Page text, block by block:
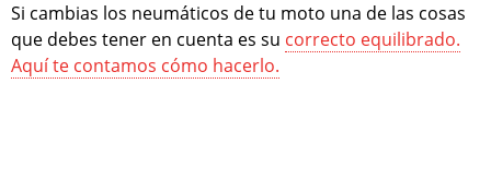
Si cambias los neumáticos de tu moto una de las cosas
que debes tener en cuenta es su correcto equilibrado.
Aquí te contamos cómo hacerlo.